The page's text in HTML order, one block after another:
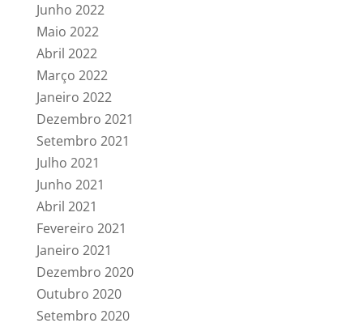
Junho 2022
Maio 2022
Abril 2022
Março 2022
Janeiro 2022
Dezembro 2021
Setembro 2021
Julho 2021
Junho 2021
Abril 2021
Fevereiro 2021
Janeiro 2021
Dezembro 2020
Outubro 2020
Setembro 2020